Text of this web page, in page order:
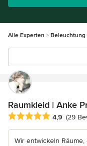
Alle Experten Beleuchtung
Raumkleid | Anke
Durchschnittliche
4,9 (29
Wir entwickeln